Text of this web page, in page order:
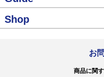
Shop
お
商品に関